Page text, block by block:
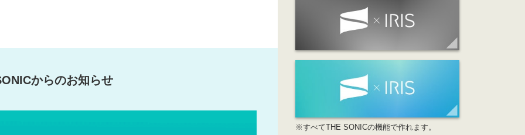
からのお知らせ
※すべてTHE SONICの機能で作れます。